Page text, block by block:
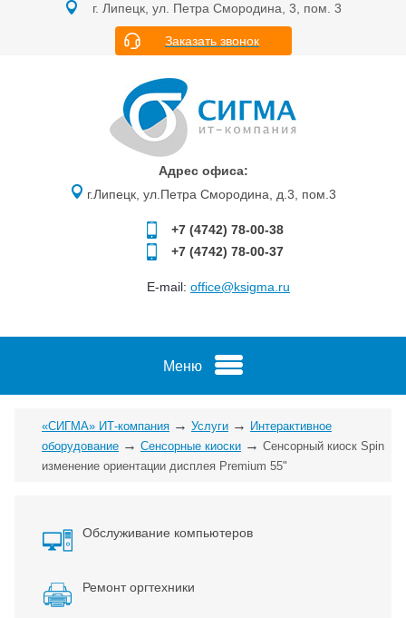
г. Липецк, ул. Петра Смородина, 3, пом. 3
Заказать звонок
Адрес офиса:
г.Липецк, ул.Петра Смородина, д.3, пом.3
+7 (4742) 78-00-38
+7 (4742) 78-00-37
E-mail: office@ksigma.ru
Меню
«СИГМА» ИТ-компания → Услуги → Интерактивное
оборудование → Сенсорные киоски → Сенсорный киоск Spin
изменение ориентации дисплея Premium 55"
Обслуживание компьютеров
Ремонт оргтехники